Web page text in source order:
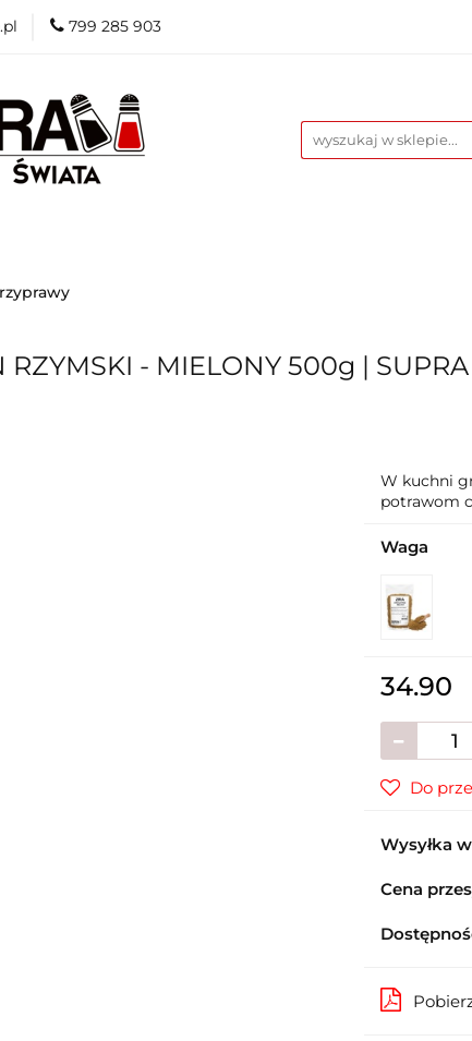
799 285 903
Sosy
RZYMSKI - MIELONY 500g | SUPRA
W kuchni
potrawom
Waga
34.90
Do
Wysyłka
Cena